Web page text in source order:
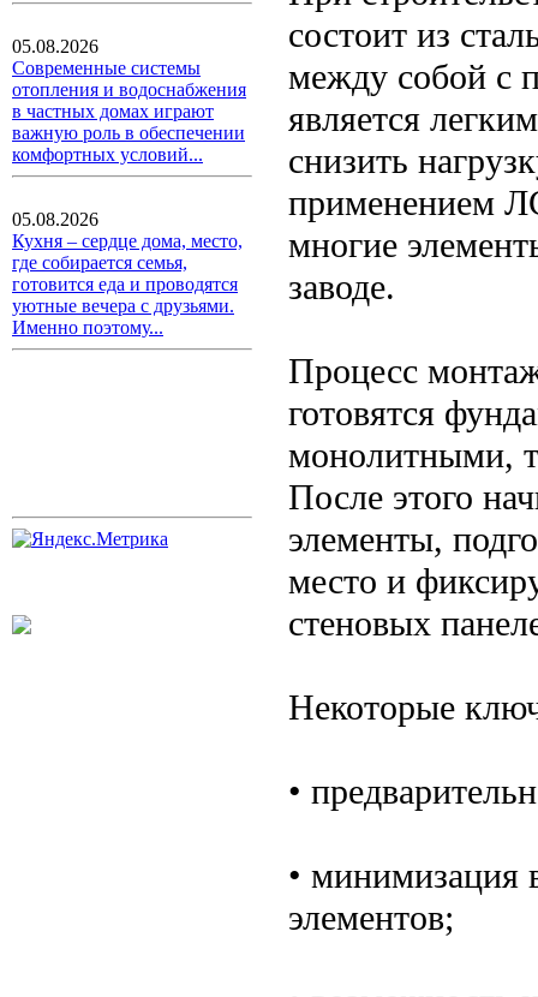
05.08.2026
Современные системы
отопления и водоснабжения
в частных домах играют
важную роль в обеспечении
комфортных условий...
05.08.2026
Кухня – сердце дома, место,
где собирается семья,
готовится еда и проводятся
уютные вечера с друзьями.
Именно поэтому...
состоит из
между собой с
является
снизить
применением
многие
заводе.
Процесс
готовятся
монолитными,
После этого
элементы,
место и
стеновых
Некоторые
•
• минимизация
элементов;